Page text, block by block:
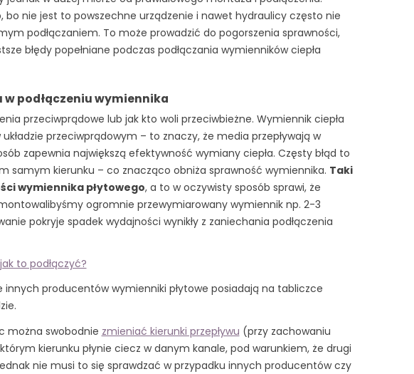
bo nie jest to powszechne urządzenie i nawet hydraulicy często nie
podłączaniem. To może prowadzić do pogorszenia sprawności,
błędy popełniane podczas podłączania wymienników ciepła
w podłączeniu wymiennika
przeciwprądowe lub jak kto woli przeciwbieżne. Wymiennik ciepła
przeciwprądowym – to znaczy, że media przepływają w
zapewnia największą efektywność wymiany ciepła. Częsty błąd to
samym kierunku – co znacząco obniża sprawność wymiennika. Taki
wymiennika płytowego, a to w oczywisty sposób sprawi, że
ogromnie przewymiarowany wymiennik np. 2-3
pokryje spadek wydajności wynikły z zaniechania podłączenia
to podłączyć?
producentów wymienniki płytowe posiadają na tabliczce
można swobodnie zmieniać kierunki przepływu (przy zachowaniu
kierunku płynie ciecz w danym kanale, pod warunkiem, że drugi
nie musi to się sprawdzać w przypadku innych producentów czy